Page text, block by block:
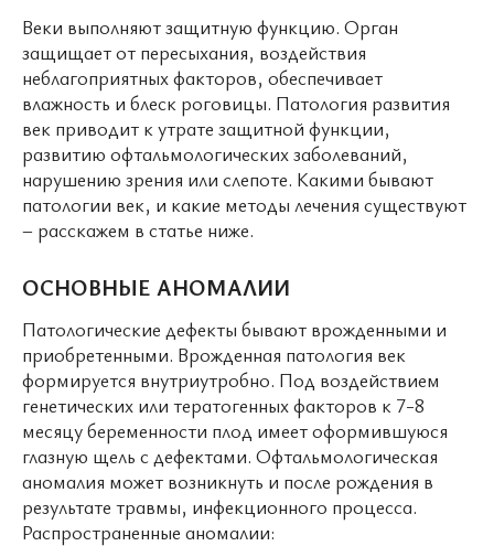
Веки выполняют защитную функцию. Орган
защищает от пересыхания, воздействия
неблагоприятных факторов, обеспечивает
влажность и блеск роговицы. Патология развития
век приводит к утрате защитной функции,
развитию офтальмологических заболеваний,
нарушению зрения или слепоте. Какими бывают
патологии век, и какие методы лечения существуют
– расскажем в статье ниже.
ОСНОВНЫЕ АНОМАЛИИ
Патологические дефекты бывают врожденными и
приобретенными. Врожденная патология век
формируется внутриутробно. Под воздействием
генетических или тератогенных факторов к 7-8
месяцу беременности плод имеет оформившуюся
глазную щель с дефектами. Офтальмологическая
аномалия может возникнуть и после рождения в
результате травмы, инфекционного процесса.
Распространенные аномалии: